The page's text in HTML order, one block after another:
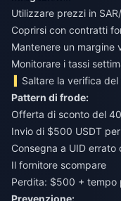
Utilizzare prezzi in
Coprirsi con contratti
Mantenere un margine
Monitorare i tassi
Saltare la verifica
Pattern di frode:
Offerta di sconto del
Invio di $500 USDT
Consegna a UID errato
Il fornitore scompare
Perdita: $500 + tempo
Prevenzione: